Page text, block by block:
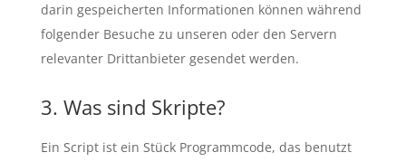
darin gespeicherten Informationen können während
folgender Besuche zu unseren oder den Servern
relevanter Drittanbieter gesendet werden.
3. Was sind Skripte?
Ein Script ist ein Stück Programmcode, das benutzt